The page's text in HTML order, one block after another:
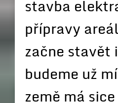
stavba
přípravy
začne stavět
budeme už
země má